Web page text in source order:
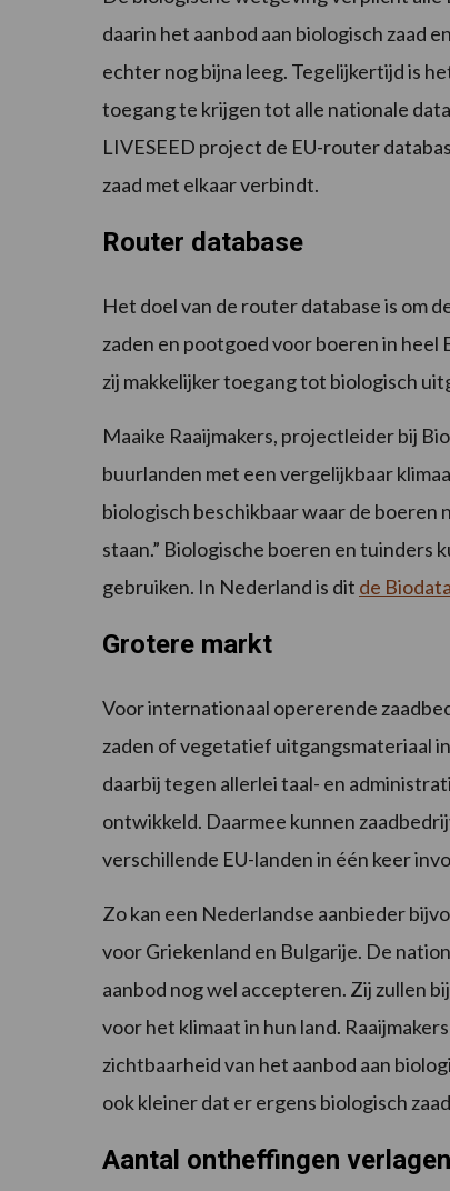
daarin het aanbod aan biologisch zaad
echter nog bijna leeg. Tegelijkertijd is
toegang te krijgen tot alle nationale
LIVESEED project de EU-router
zaad met elkaar verbindt.
Router database
Het doel van de router database is om
zaden en pootgoed voor boeren in
zij makkelijker toegang tot biologisch
Maaike Raaijmakers, projectleider bij
buurlanden met een vergelijkbaar
biologisch beschikbaar waar de boeren
staan.” Biologische boeren en tuinders
gebruiken. In Nederland is dit de
Grotere markt
Voor internationaal opererende
zaden of vegetatief uitgangsmateriaal
daarbij tegen allerlei taal- en
ontwikkeld. Daarmee kunnen
verschillende EU-landen in één keer
Zo kan een Nederlandse aanbieder
voor Griekenland en Bulgarije. De
aanbod nog wel accepteren. Zij zullen
voor het klimaat in hun land.
zichtbaarheid van het aanbod aan
ook kleiner dat er ergens biologisch
Aantal ontheffingen verlagen